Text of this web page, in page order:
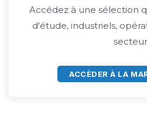
Accédez à une sélection
d'étude, industriels,
ACCÈDER À LA